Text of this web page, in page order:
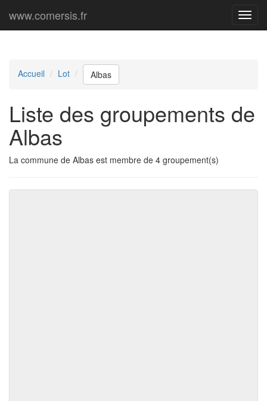
Menu
www.comersis.fr
Accueil Lot Albas
Liste des groupements de
Albas
La commune de Albas est membre de 4 groupement(s)